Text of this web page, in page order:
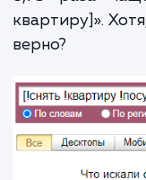
интернет-
ноутбука
«Пчёлка»
Для